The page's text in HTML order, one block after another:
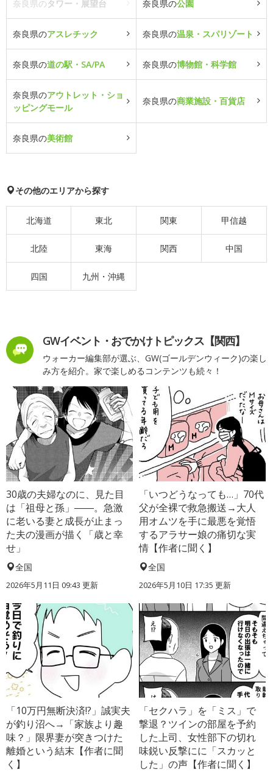
奈良県のタワー・展望台 奈良県の公園
奈良県のアスレチック 奈良県の温泉・スパリゾート
奈良県の道の駅・SA/PA 奈良県の博物館・科学館
奈良県のアウトレット・ショ
ッピングモール
奈良県の商業施設・百貨店
奈良県の美術館
その他のエリアから探す
北海道 東北 関東 甲信越
北陸 東海 関西 中国
四国 九州・沖縄
GWイベント・おでかけトピックス【関西】
ウォーカー編集部が選ぶ、GW(ゴールデンウィーク)の楽し
み方を紹介。家で楽しめるコンテンツも続々！
30歳の夫婦なのに、見た目
は「祖母と孫」――。急激
に老いる妻と成長が止まっ
た夫の漫画が描く「歳と幸
せ」
全国
2026年5月11日 09:43 更新
「いつどうなっても…」70代
父が全裸で救急搬送→大人
用オムツを手に最悪を覚悟
するアラサー娘の痛切な実
情【作者に聞く】
全国
2026年5月10日 17:35 更新
「10万円無断決済!?」誠実夫
が釣り沼へ→「家族より趣
味？」限界妻が突きつけた
離婚という結末【作者に聞
く】
「セクハラ」を「ミス」で
撃退？ツインの部屋を予約
した上司、女性部下の切れ
味鋭い反撃にに「スカッと
した」の声【作者に聞く】